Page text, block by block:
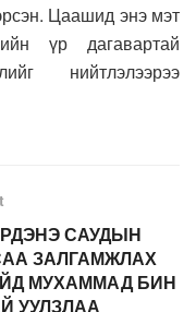
Цаашид энэ мэт
үр дагавартай
нийтлэлээрээ
САУДЫН
ЗАЛГАМЖЛАХ
МУХАММАД БИН
УУЛЗЛАА